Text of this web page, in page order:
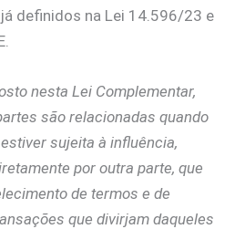
definidos na Lei 14.596/23 e
nesta Lei Complementar,
são relacionadas quando
sujeita à influência,
por outra parte, que
de termos e de
que divirjam daqueles